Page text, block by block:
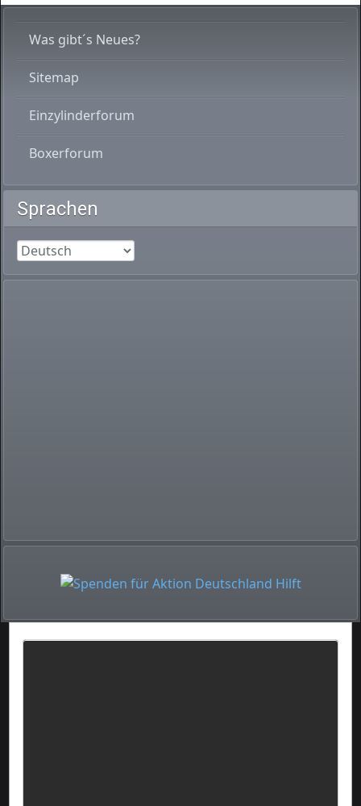
Was gibt´s Neues?
Sitemap
Einzylinderforum
Boxerforum
Sprachen